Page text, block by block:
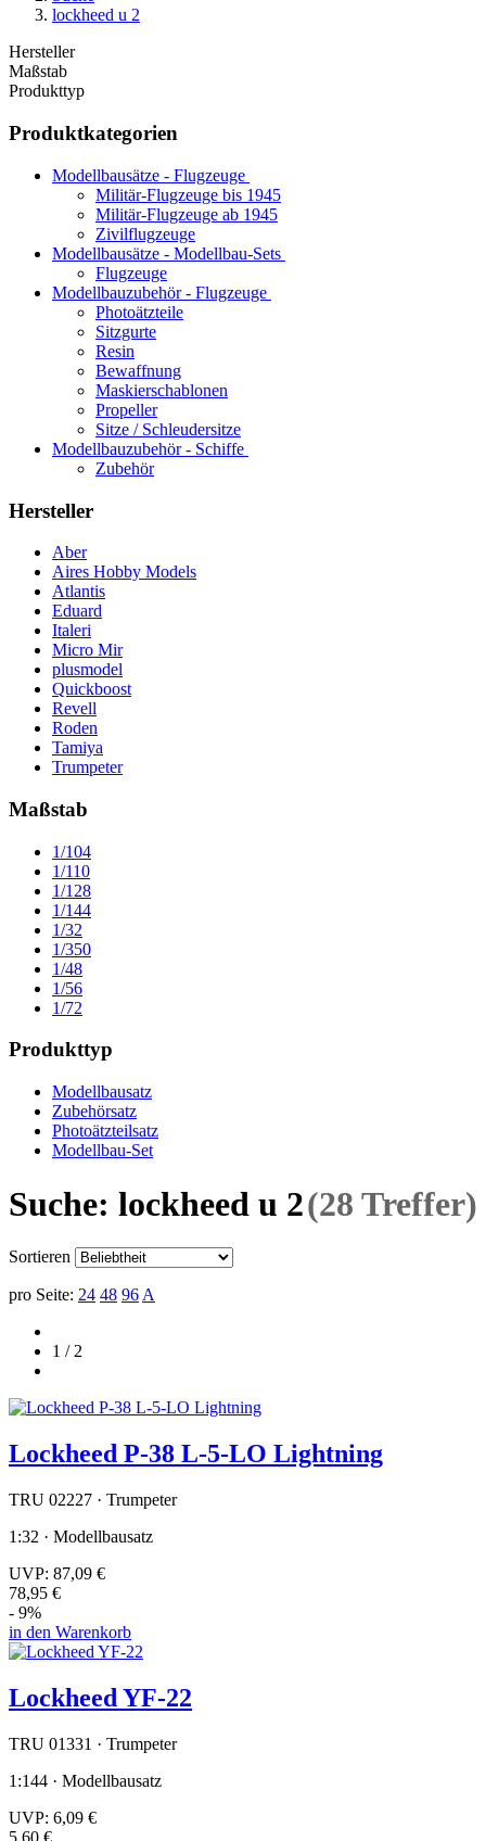
lockheed u 2
Hersteller
Maßstab
Produkttyp
Produktkategorien
Modellbausätze - Flugzeuge
Militär-Flugzeuge bis 1945
Militär-Flugzeuge ab 1945
Zivilflugzeuge
Modellbausätze - Modellbau-Sets
Flugzeuge
Modellbauzubehör - Flugzeuge
Photoätzteile
Sitzgurte
Resin
Bewaffnung
Maskierschablonen
Propeller
Sitze / Schleudersitze
Modellbauzubehör - Schiffe
Zubehör
Hersteller
Aber
Aires Hobby Models
Atlantis
Eduard
Italeri
Micro Mir
plusmodel
Quickboost
Revell
Roden
Tamiya
Trumpeter
Maßstab
1/104
1/110
1/128
1/144
1/32
1/350
1/48
1/56
1/72
Produkttyp
Modellbausatz
Zubehörsatz
Photoätzteilsatz
Modellbau-Set
Suche: lockheed u 2(28 Treffer)
Sortieren
pro Seite: 24 48 96 A
1 / 2
Lockheed P-38 L-5-LO Lightning
TRU 02227 · Trumpeter
1:32 · Modellbausatz
UVP: 87,09 €
78,95 €
- 9%
in den Warenkorb
Lockheed YF-22
TRU 01331 · Trumpeter
1:144 · Modellbausatz
UVP: 6,09 €
5,60 €